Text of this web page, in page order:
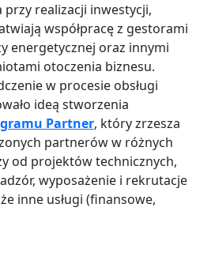
realizacji inwestycji,
współpracę z gestorami
energetycznej oraz innymi
otoczenia biznesu.
w procesie obsługi
ideą stworzenia
Partner, który zrzesza
partnerów w różnych
od projektów technicznych,
wyposażenie i rekrutacje
inne usługi (finansowe,